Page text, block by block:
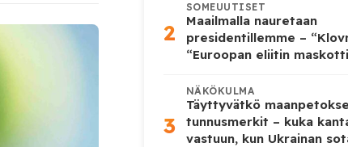
2
SOMEUUTISET
Maailmalla nauretaan
presidentillemme –
“Euroopan eliitin
3
NÄKÖKULMA
Täyttyvätkö
tunnusmerkit – kuka
vastuun, kun Ukrainan